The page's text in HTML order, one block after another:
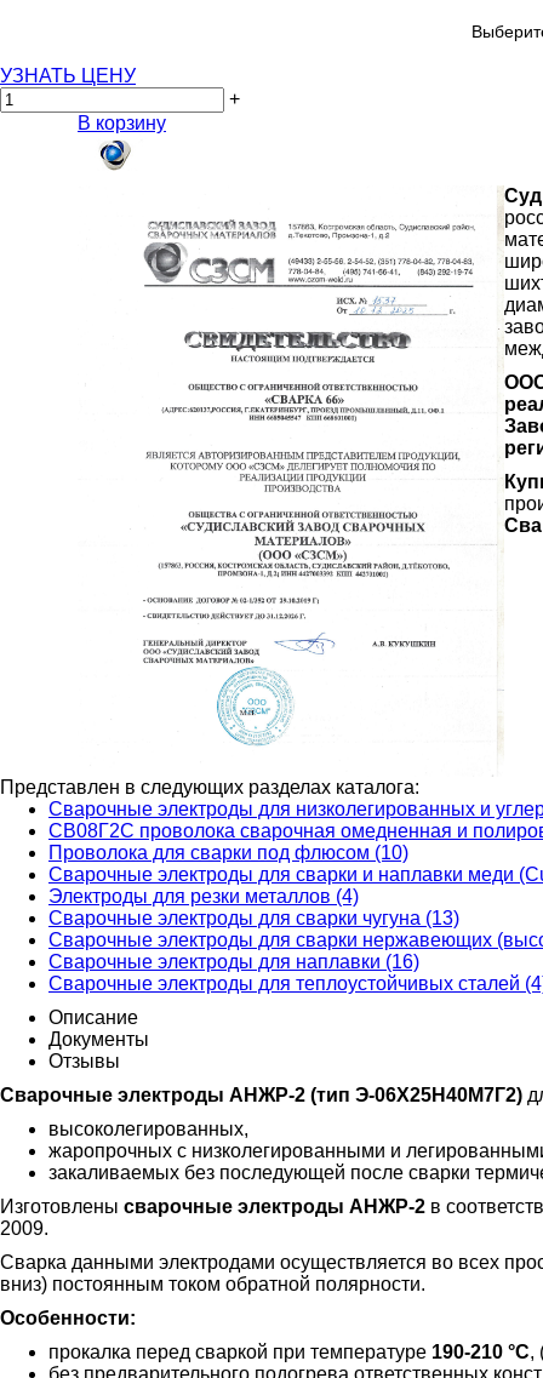
УЗНАТЬ ЦЕНУ
+
В корзину
Представлен в следующих разделах каталога:
Сварочные электроды для низколегированных и
СВ08Г2С проволока сварочная омедненная и
Проволока для сварки под флюсом (10)
Сварочные электроды для сварки и наплавки меди
Электроды для резки металлов (4)
Сварочные электроды для сварки чугуна (13)
Сварочные электроды для сварки нержавеющих
Сварочные электроды для наплавки (16)
Сварочные электроды для теплоустойчивых сталей
Описание
Документы
Отзывы
Сварочные электроды АНЖР-2 (тип Э-06Х25Н40М7Г2)​
высоколегированных,
жаропрочных с низколегированными и
закаливаемых без последующей после сварки
Изготовлены сварочные электроды АНЖР-2 в
2009.
Сварка данными электродами осуществляется во всех
вниз) постоянным током обратной полярности.
Особенности:
прокалка перед сваркой при температуре 190-210 °С,
без предварительного подогрева ответственных